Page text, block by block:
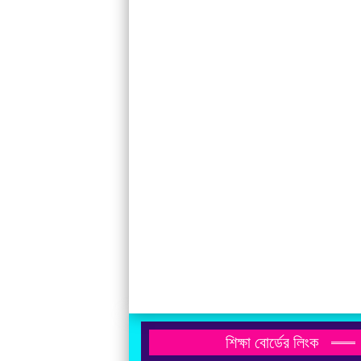
শিক্ষা বোর্ডের লিংক